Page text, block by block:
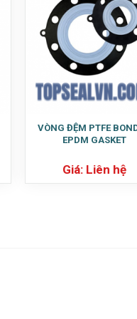
VÒNG ĐỆM PTFE
EPDM GASKET
Giá: Liên hệ